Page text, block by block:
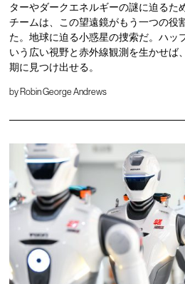
ターやダークエネルギーの謎に迫るた
チームは、この望遠鏡がもう一つの役
た。地球に迫る小惑星の捜索だ。ハッ
いう広い視野と赤外線観測を生かせば
期に見つけ出せる。
by Robin George Andrews